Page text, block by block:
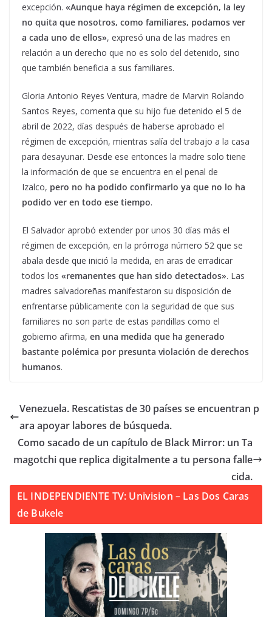
excepción. «Aunque haya régimen de excepción, la ley
no quita que nosotros, como familiares, podamos ver
a cada uno de ellos», expresó una de las madres en
relación a un derecho que no es solo del detenido, sino
que también beneficia a sus familiares.
Gloria Antonio Reyes Ventura, madre de Marvin Rolando
Santos Reyes, comenta que su hijo fue detenido el 5 de
abril de 2022, días después de haberse aprobado el
régimen de excepción, mientras salía del trabajo a la casa
para desayunar. Desde ese entonces la madre solo tiene
la información de que se encuentra en el penal de
Izalco, pero no ha podido confirmarlo ya que no lo ha
podido ver en todo ese tiempo.
El Salvador aprobó extender por unos 30 días más el
régimen de excepción, en la prórroga número 52 que se
abala desde que inició la medida, en aras de erradicar
todos los «remanentes que han sido detectados». Las
madres salvadoreñas manifestaron su disposición de
enfrentarse públicamente con la seguridad de que sus
familiares no son parte de estas pandillas como el
gobierno afirma, en una medida que ha generado
bastante polémica por presunta violación de derechos
humanos.
Venezuela. Rescatistas de 30 países se encuentran p
ara apoyar labores de búsqueda.
Como sacado de un capítulo de Black Mirror: un Ta
magotchi que replica digitalmente a tu persona falle
cida.
EL INDEPENDIENTE TV: Univision – Las Dos Caras
de Bukele